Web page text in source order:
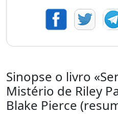
Sinopse o livro
Mistério de Riley
Blake Pierce